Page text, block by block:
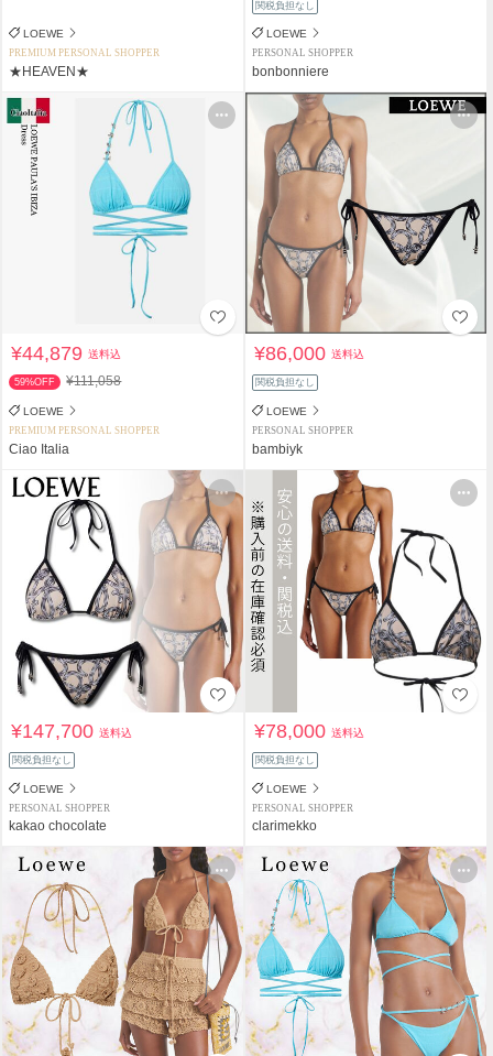
LOEWE
PREMIUM PERSONAL SHOPPER
★HEAVEN★
関税負担なし
LOEWE
PERSONAL SHOPPER
bonbonniere
¥44,879送料込
59%OFF ¥111,058
LOEWE
PREMIUM PERSONAL SHOPPER
Ciao Italia
¥86,000送料込
関税負担なし
LOEWE
PERSONAL SHOPPER
bambiyk
¥147,700送料込
関税負担なし
LOEWE
PERSONAL SHOPPER
kakao chocolate
¥78,000送料込
関税負担なし
LOEWE
PERSONAL SHOPPER
clarimekko